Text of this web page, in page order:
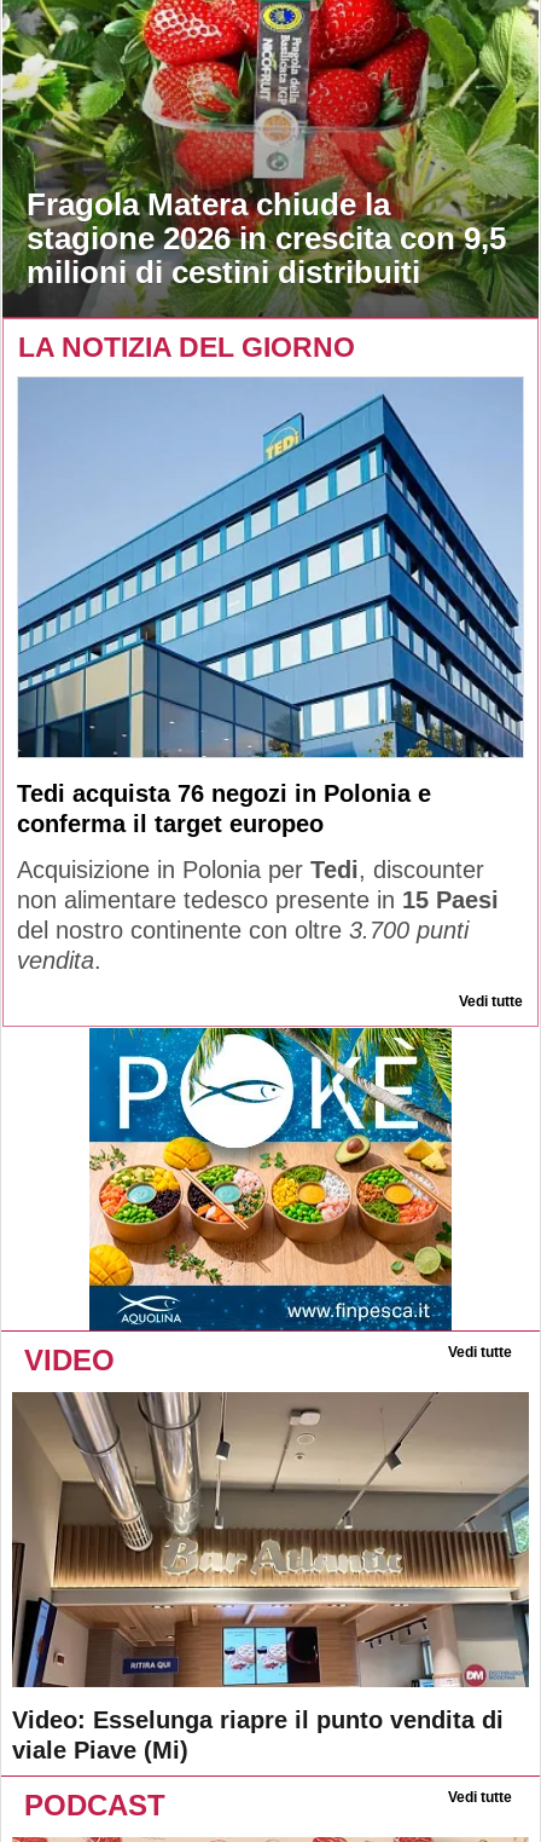
Fragola Matera chiude la
stagione 2026 in crescita con 9,5
milioni di cestini distribuiti
LA NOTIZIA DEL GIORNO
Tedi acquista 76 negozi in Polonia e
conferma il target europeo
Acquisizione in Polonia per Tedi, discounter
non alimentare tedesco presente in 15 Paesi
del nostro continente con oltre 3.700 punti
vendita.
Vedi tutte
VIDEO Vedi tutte
Video: Esselunga riapre il punto vendita di
viale Piave (Mi)
PODCAST Vedi tutte